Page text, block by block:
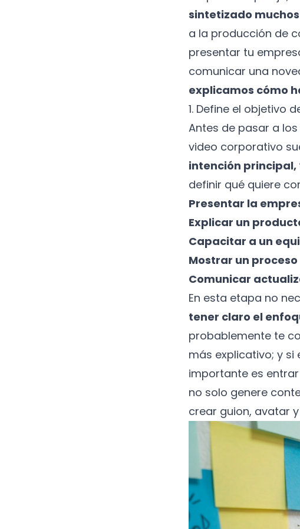
sintetizado
a la producción de
presentar tu
comunicar una
explicamos cómo
1. Define el objetivo
Antes de pasar a
video corporativo
intención principal,
definir qué quiere
Presentar la
Explicar un
Capacitar a un
Mostrar un proceso
Comunicar
En esta etapa no
tener claro el
probablemente te
más explicativo; y si
importante es
no solo genere
crear guion, avatar